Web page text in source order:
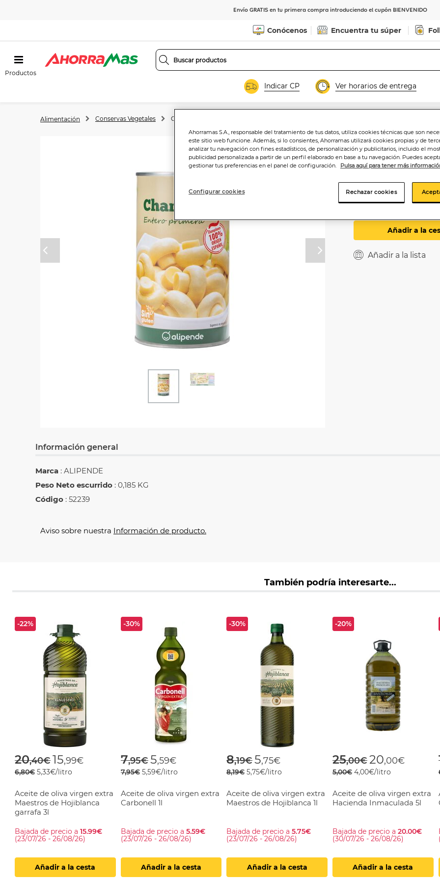
Envío GRATIS en tu primera compra introduciendo el cupón BIENVENIDO
Conócenos Encuentra tu súper
Productos
Indicar CP Ver horarios de entrega
Alimentación Conservas Vegetales Champiñones y setas
Anterior Próximo
Champiñon
1,49€
8,05€/kg.peso esc
Añadir a la
Añadir a la lista
Información general
Marca : ALIPENDE
Peso Neto escurrido : 0,185 KG
Código : 52239
Aviso sobre nuestra Información de producto.
También podría interesarte...
-22%
Price reduced from
20,40€to
15,99€
6,80€ 5,33€/litro
Aceite de oliva virgen extra
Maestros de Hojiblanca
garrafa 3l
Bajada de precio a 15.99€
(23/07/26 - 26/08/26)
Añadir a la cesta
-30%
Price reduced from
7,95€to
5,59€
7,95€ 5,59€/litro
Aceite de oliva virgen extra
Carbonell 1l
Bajada de precio a 5.59€
(23/07/26 - 26/08/26)
Añadir a la cesta
-30%
Price reduced from
8,19€to
5,75€
8,19€ 5,75€/litro
Aceite de oliva virgen extra
Maestros de Hojiblanca 1l
Bajada de precio a5.75€
(23/07/26 - 26/08/26)
Añadir a la cesta
-20%
Price reduced
25,00€to
20,00€
5,00€ 4,00€/litro
Aceite de oliva virgen extra
Hacienda Inmaculada 5l
Bajada de precio a 20.00€
(30/07/26 - 26/08/26)
Añadir a la cesta
Ahorramas S.A., responsable del tratamiento de tus datos, utiliza cookies técnicas que son
este sitio web funcione. Además, si lo consientes, Ahorramas utilizará cookies propias y de
analizar tu navegación con fines estadísticos, de personalización y publicitarios, incluido el
publicidad personalizada a partir de un perfil elaborado en base a tu navegación. Puedes
gestionar tus preferencias en el panel de configuración.
Pulsa aquí para tener más
Configurar cookies Rechazar cookies